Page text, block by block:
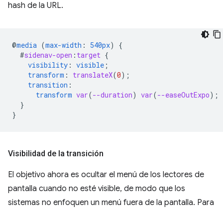
hash de la URL.
@media (max-width : 540px)
{
#sidenav-open : target {
visibility : visible ;
transform : translateX(0);
transition :
transform var(--duration) var(--easeOutExpo);
}
}
Visibilidad de la transición
El objetivo ahora es ocultar el menú de los lectores de
pantalla cuando no esté visible, de modo que los
sistemas no enfoquen un menú fuera de la pantalla. Para